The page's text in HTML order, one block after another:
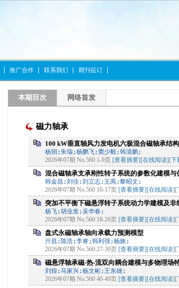
推广合作 联系我们 期刊征订
本期目次 网络首发
磁力轴承
100 kW垂直轴风力发电机六极混合磁轴承结
杨朔;朱瑞;杨鹏飞;窦少毅;韩清鹏;
2026年07期 No.560 1-9页 [查看摘要][在线阅读] [下
混合磁轴承支承刚性转子系统的参数化建模与
韩金昌;刘佳;刘立志;王禹;黎昭文;
2026年07期 No.560 10-17页 [查看摘要][在线阅读] [
突加不平衡下磁悬浮转子系统动力学建模及非
杨飞;胡业发;吴华春;
2026年07期 No.560 18-26页 [查看摘要][在线阅读] [
盘式永磁轴承轴向承载力预测模型
亓昌;陈浩;李睿;韩利强;杨姝;
2026年07期 No.560 27-39页 [查看摘要][在线阅读] [
磁悬浮轴承磁-热-流双向耦合建模与多物理场
刘煌;马家兴;杨文彬;王东雄;
2026年07期 No.560 40-49页 [查看摘要][在线阅读] [